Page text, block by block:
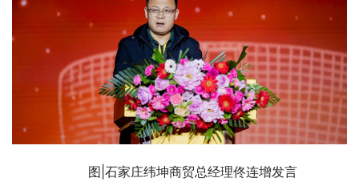
图|石家庄纬坤商贸总经理佟连增发言